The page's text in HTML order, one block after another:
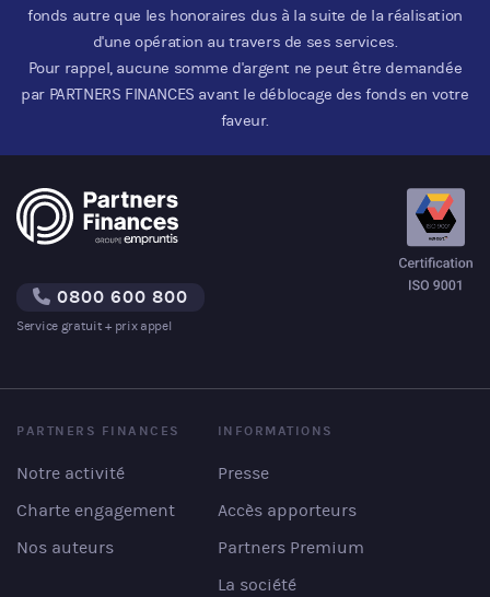
fonds autre que les honoraires dus à la suite de la réalisation
d'une opération au travers de ses services.
Pour rappel, aucune somme d'argent ne peut être demandée
par PARTNERS FINANCES avant le déblocage des fonds en votre
faveur.
0800 600 800
Service gratuit + prix appel
PARTNERS FINANCES
Notre activité
Charte engagement
Nos auteurs
INFORMATIONS
Presse
Accès apporteurs
Partners Premium
La société